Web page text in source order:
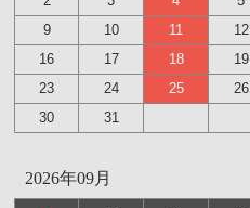
9
10 11 12
16
17 18 19
23
24 25 26
30
31
2026年09月